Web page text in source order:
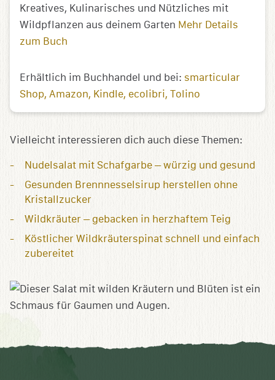
Kreatives, Kulinarisches und Nützliches mit
Wildpflanzen aus deinem Garten Mehr Details
zum Buch
Erhältlich im Buchhandel und bei: smarticular
Shop Amazon Kindle ecolibri Tolino
Vielleicht interessieren dich auch diese Themen:
Nudelsalat mit Schafgarbe – würzig und gesund
Gesunden Brennnesselsirup herstellen ohne
Kristallzucker
Wildkräuter – gebacken in herzhaftem Teig
Köstlicher Wildkräuterspinat schnell und einfach
zubereitet